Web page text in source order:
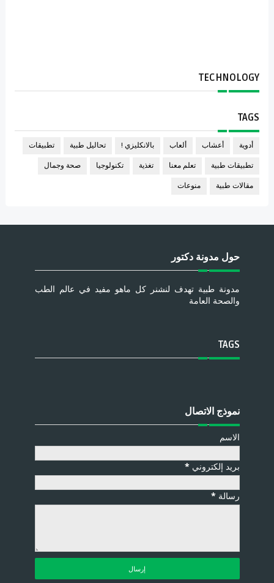
TECHNOLOGY
TAGS
أدوية أعشاب ألعاب بالانكليزي ! تحاليل طبية تطبيقات
تطبيقات طبية تعلم معنا تغذية تكنولوجيا صحة وجمال
مقالات طبية منوعات
حول مدونة دكتور
مدونة طبية تهدف لنشنر كل ماهو مفيد في عالم الطب
والصحة العامة
TAGS
نموذج الاتصال
الاسم
بريد إلكتروني *
رسالة *